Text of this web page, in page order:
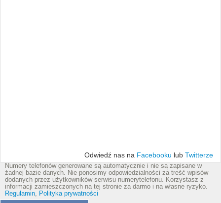
Odwiedź nas na Facebooku lub Twitterze
Numery telefonów generowane są automatycznie i nie są zapisane w
żadnej bazie danych. Nie ponosimy odpowiedzialności za treść wpisów
dodanych przez użytkowników serwisu numerytelefonu. Korzystasz z
informacji zamieszczonych na tej stronie za darmo i na własne ryzyko.
Regulamin, Polityka prywatności